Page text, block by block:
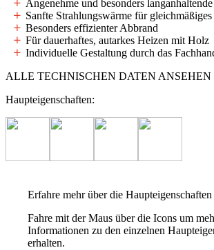
Angenehme und besonders
Sanfte Strahlungswärme für
Besonders effizienter Abbrand
Für dauerhaftes, autarkes Heizen mit Holz
Individuelle Gestaltung durch das
ALLE TECHNISCHEN DATEN ANSEHEN
Haupteigenschaften:
Erfahre mehr über die Haupteigenschaften
Fahre mit der Maus über die Icons um
Informationen zu den einzelnen
erhalten.